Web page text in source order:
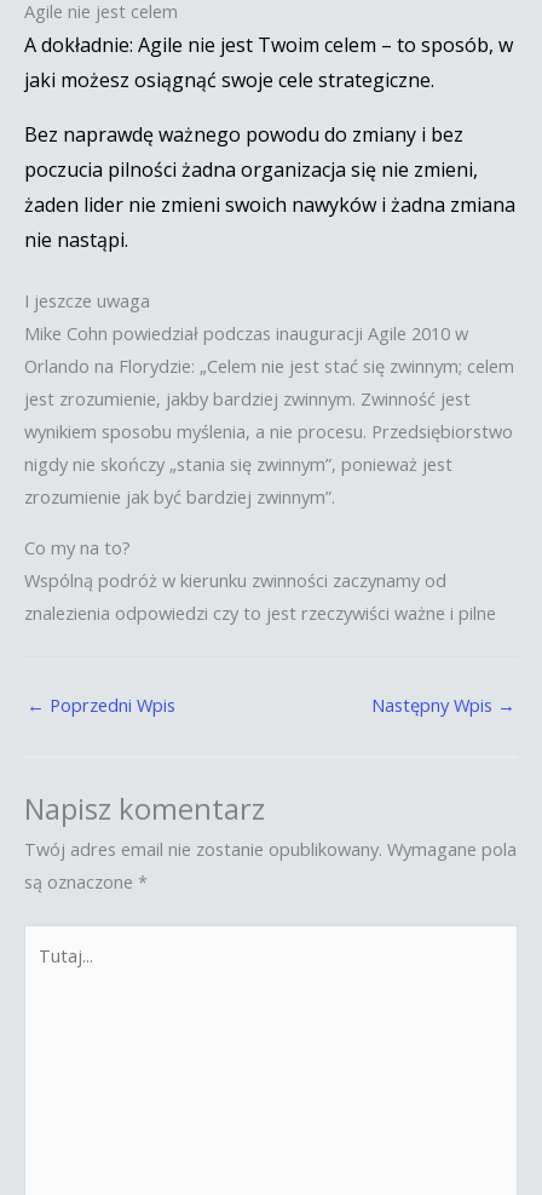
Agile nie jest celem
A dokładnie: Agile nie jest Twoim celem – to sposób, w
jaki możesz osiągnąć swoje cele strategiczne.
Bez naprawdę ważnego powodu do zmiany i bez
poczucia pilności żadna organizacja się nie zmieni,
żaden lider nie zmieni swoich nawyków i żadna zmiana
nie nastąpi.
I jeszcze uwaga
Mike Cohn powiedział podczas inauguracji Agile 2010 w
Orlando na Florydzie: „Celem nie jest stać się zwinnym; celem
jest zrozumienie, jakby bardziej zwinnym. Zwinność jest
wynikiem sposobu myślenia, a nie procesu. Przedsiębiorstwo
nigdy nie skończy „stania się zwinnym”, ponieważ jest
zrozumienie jak być bardziej zwinnym”.
Co my na to?
Wspólną podróż w kierunku zwinności zaczynamy od
znalezienia odpowiedzi czy to jest rzeczywiści ważne i pilne
← Poprzedni Wpis Następny Wpis →
Napisz komentarz
Twój adres email nie zostanie opublikowany. Wymagane pola
są oznaczone *